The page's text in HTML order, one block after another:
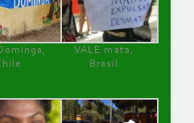
VALE mata,
Brasil